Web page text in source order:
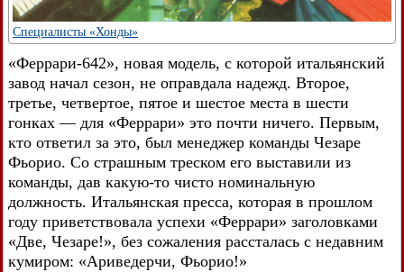
Специалисты «Хонды»
«Феррари-642», новая модель, с которой итальянский
завод начал сезон, не оправдала надежд. Второе,
третье, четвертое, пятое и шестое места в шести
гонках — для «Феррари» это почти ничего. Первым,
кто ответил за это, был менеджер команды Чезаре
Фьорио. Со страшным треском его выставили из
команды, дав какую-то чисто номинальную
должность. Итальянская пресса, которая в прошлом
году приветствовала успехи «Феррари» заголовками
«Две, Чезаре!», без сожаления рассталась с недавним
кумиром: «Ариведерчи, Фьорио!»